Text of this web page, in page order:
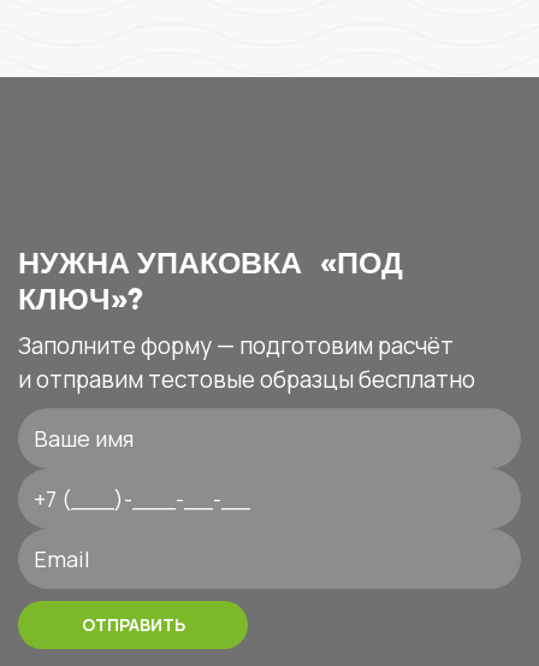
НУЖНА УПАКОВКА «ПОД
КЛЮЧ»?
Заполните форму — подготовим расчёт
и отправим тестовые образцы бесплатно